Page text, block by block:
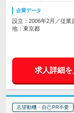
企業データ
設立：2006年2月／従業
地：東京都
求人詳細を
志望動機・自己PR不要